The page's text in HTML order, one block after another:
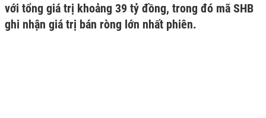
với tổng giá trị khoảng 39 tỷ đồng, trong đó mã SHB
ghi nhận giá trị bán ròng lớn nhất phiên.